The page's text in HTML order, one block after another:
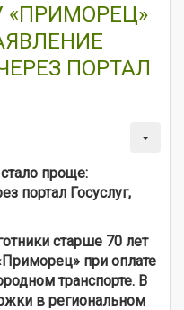
«ПРИМОРЕЦ»
ПОРТАЛ
проще:
портал Госуслуг,
старше 70 лет
при оплате
транспорте. В
в региональном